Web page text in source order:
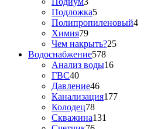
Подложка5
Полипропиленовый4
Химия79
Чем накрыть?25
Водоснабжение578
Анализ воды16
ГВС40
Давление46
Канализация177
Колодец78
Скважина131